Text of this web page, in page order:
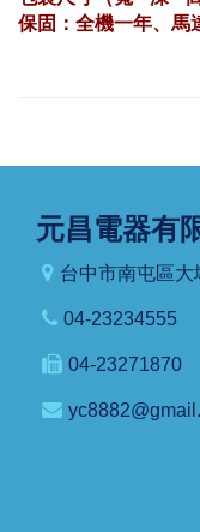
保固：全機一年、馬
元昌電器有
台中市南屯區大
04-23234555
04-23271870